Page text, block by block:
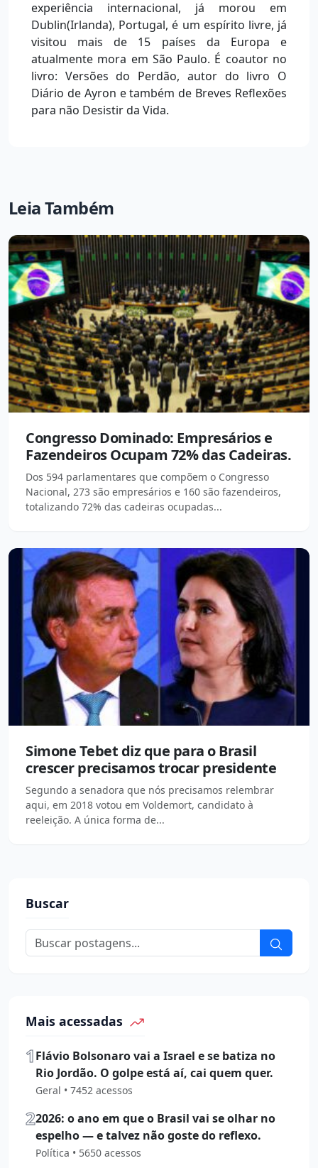
experiência internacional, já morou em
Dublin(Irlanda), Portugal, é um espírito livre, já
visitou mais de 15 países da Europa e
atualmente mora em São Paulo. É coautor no
livro: Versões do Perdão, autor do livro O
Diário de Ayron e também de Breves Reflexões
para não Desistir da Vida.
Leia Também
Congresso Dominado: Empresários e
Fazendeiros Ocupam 72% das Cadeiras.
Dos 594 parlamentares que compõem o Congresso
Nacional, 273 são empresários e 160 são fazendeiros,
totalizando 72% das cadeiras ocupadas...
Simone Tebet diz que para o Brasil
crescer precisamos trocar presidente
Segundo a senadora que nós precisamos relembrar
aqui, em 2018 votou em Voldemort, candidato à
reeleição. A única forma de...
Buscar
Mais acessadas
1Flávio Bolsonaro vai a Israel e se batiza no
Rio Jordão. O golpe está aí, cai quem quer.
Geral • 7452 acessos
22026: o ano em que o Brasil vai se olhar no
espelho — e talvez não goste do reflexo.
Política • 5650 acessos